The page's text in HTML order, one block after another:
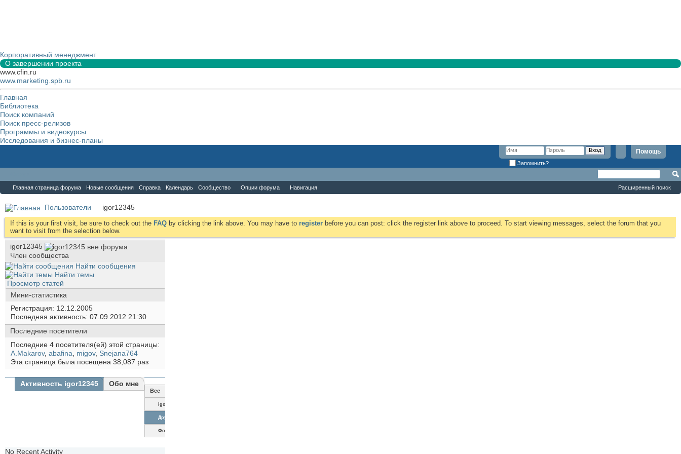
Корпоративный менеджмент
О завершении проекта
www.cfin.ru
www.marketing.spb.ru
Главная
Библиотека
Поиск компаний
Поиск пресс-релизов
Программы и видеокурсы
Исследования и бизнес-планы
Помощь
Запомнить?
Главная страница форума Новые сообщения Справка Календарь Сообщество Опции форума Навигация Расширенный поиск
Пользователи igor12345
If this is your first visit, be sure to check out the FAQ by clicking the link above. You may have to register before you can post: click the register link above to proceed. To start viewing messages, select the forum that you
want to visit from the selection below.
igor12345
Член сообщества
Найти сообщения
Найти темы
Просмотр статей
Мини-статистика
Регистрация
12.12.2005
Последняя активность 07.09.2012 21:30
Последние посетители
Последние 4 посетителя(ей) этой страницы:
A.Makarov, abafina migov, Snejana764
Эта страница была посещена 38,087 раз
Активность igor12345 Обо мне
Все
igor12345
Друзья
Фотографии
No Recent Activity